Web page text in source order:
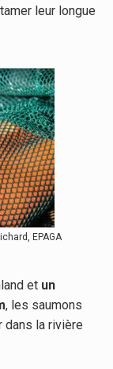
leur longue
EPAGA
et un
, les saumons
dans la rivière